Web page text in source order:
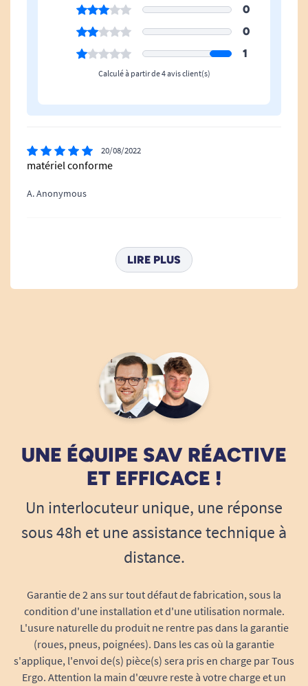
0
0
1
Calculé à partir de 4 avis client(s)
20/08/2022
matériel conforme
A. Anonymous
25/10/2020
pour le fonctionnement de l’appareil donc pas le choix
A. Anonymous
LIRE PLUS
UNE ÉQUIPE SAV RÉACTIVE
ET EFFICACE !
Un interlocuteur unique, une réponse
sous 48h et une assistance technique à
distance.
Garantie de 2 ans sur tout défaut de fabrication, sous la
condition d'une installation et d'une utilisation normale.
L'usure naturelle du produit ne rentre pas dans la garantie
(roues, pneus, poignées). Dans les cas où la garantie
s'applique, l'envoi de(s) pièce(s) sera pris en charge par Tous
Ergo. Attention la main d'œuvre reste à votre charge et un